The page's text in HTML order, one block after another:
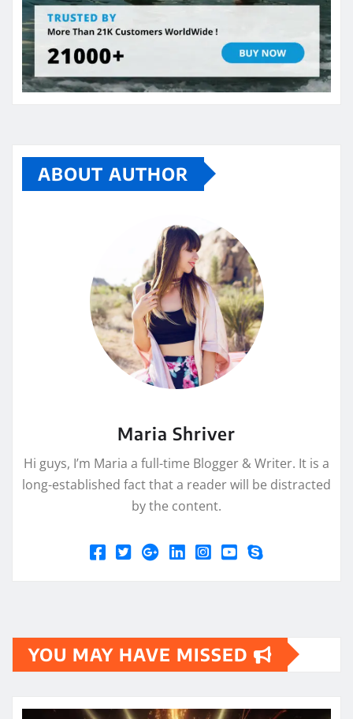
ABOUT AUTHOR
Maria Shriver
Hi guys, I’m Maria a full-time Blogger & Writer. It is a
long-established fact that a reader will be distracted
by the content.
YOU MAY HAVE MISSED